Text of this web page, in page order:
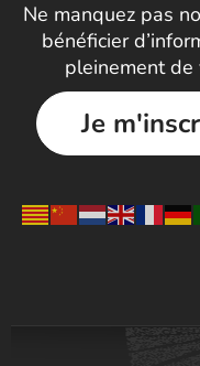
Ne manquez pas
bénéficier
pleinement de
Je